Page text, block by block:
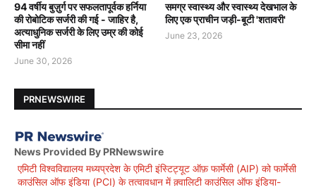
94 वर्षीय बुज़ुर्ग पर सफलतापूर्वक हर्निया
की रोबोटिक सर्जरी की गई - जाहिर है,
अत्याधुनिक सर्जरी के लिए उम्र की कोई
सीमा नहीं
June 30, 2026
समग्र स्वास्थ्य और स्वास्थ्य देखभाल के
लिए एक प्राचीन जड़ी-बूटी 'शतावरी'
June 23, 2026
PRNEWSWIRE
News Provided By PRNewswire
एमिटी विश्वविद्यालय मध्यप्रदेश के एमिटी इंस्टिट्यूट ऑफ़ फार्मेसी (AIP) को फार्मेसी
काउंसिल ऑफ इंडिया (PCI) के तत्वावधान में क़्वालिटी काउंसिल ऑफ इंडिया-